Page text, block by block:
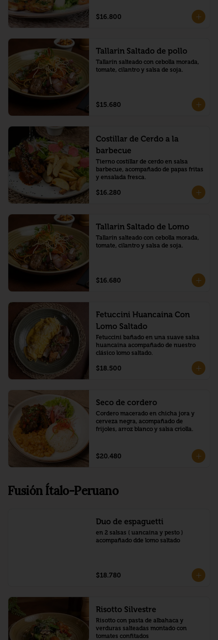
$16.800
Tallarin Saltado de pollo
Tallarín salteado con cebolla morada,
tomate, cilantro y salsa de soja.
$15.680
Costillar de Cerdo a la
barbecue
Tierno costillar de cerdo en salsa
barbecue, acompañado de papas fritas
y ensalada fresca.
$16.280
Tallarin Saltado de Lomo
Tallarín salteado con cebolla morada,
tomate, cilantro y salsa de soja.
$16.680
Fetuccini Huancaina Con
Lomo Saltado
Fetuccini bañado en una suave salsa
huancaina acompañado de nuestro
clásico lomo saltado.
$18.500
Seco de cordero
Cordero macerado en chicha jora y
cerveza negra, acompañado de
frijoles, arroz blanco y salsa criolla.
$20.480
Fusión Ítalo-Peruano
Duo de espaguetti
en 2 salsas ( uancaina y pesto )
acompañado dde lomo saltado
$18.780
Risotto Silvestre
Risotto con pasta de albahaca y
verduras salteadas montado con
tomates confitados